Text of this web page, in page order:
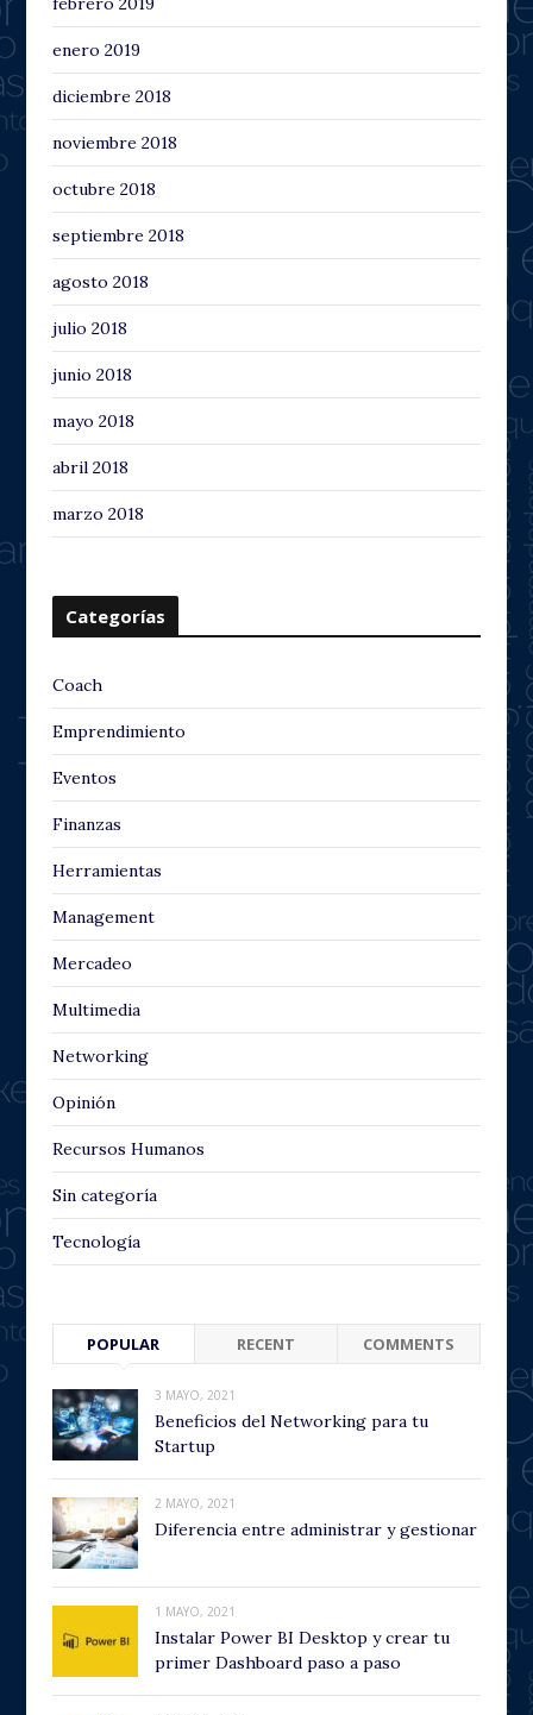
enero 2019
diciembre 2018
noviembre 2018
octubre 2018
septiembre 2018
agosto 2018
julio 2018
junio 2018
mayo 2018
abril 2018
marzo 2018
Categorías
Coach
Emprendimiento
Eventos
Finanzas
Herramientas
Management
Mercadeo
Multimedia
Networking
Opinión
Recursos Humanos
Sin categoría
Tecnología
POPULAR RECENT COMMENTS
3 MAYO, 2021
Beneficios del Networking para tu
Startup
2 MAYO, 2021
Diferencia entre administrar y gestionar
1 MAYO, 2021
Instalar Power BI Desktop y crear tu
primer Dashboard paso a paso